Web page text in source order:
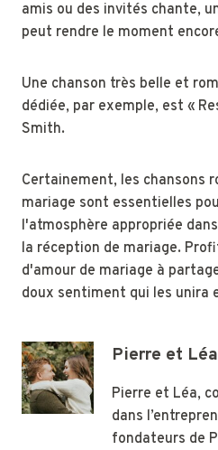
amis ou des invités chante,
peut rendre le moment
Une chanson très belle et
dédiée, par exemple, est «
Smith.
Certainement, les chansons
mariage sont essentielles
l'atmosphère appropriée
la réception de mariage.
d'amour de mariage à
doux sentiment qui les unira
Pierre et Léa
Pierre et Léa,
dans
fondateurs de